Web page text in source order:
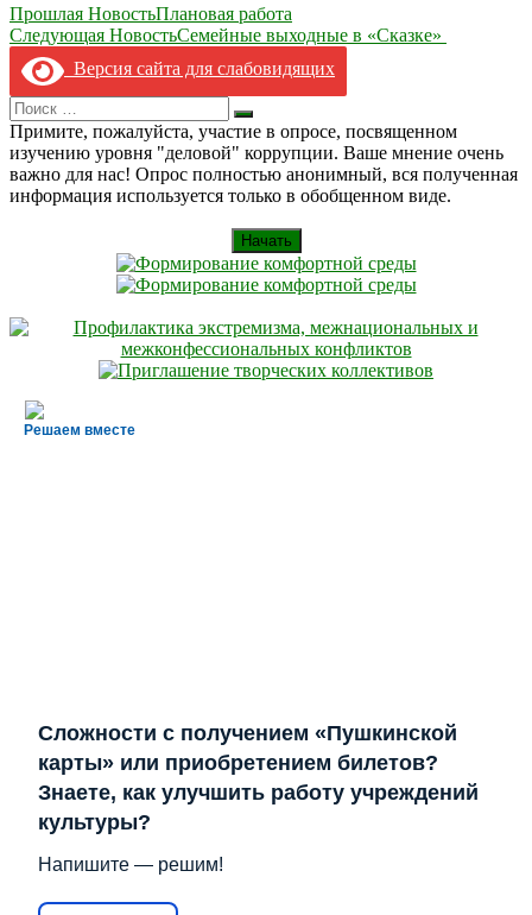
Навигация
по
записям
Прошлая НовостьПлановая работа
Следующая НовостьСемейные выходные в «Сказке»
Версия сайта для слабовидящих
Search
for:
Искать
Примите, пожалуйста, участие в опросе, посвященном
изучению уровня "деловой" коррупции. Ваше мнение очень
важно для нас! Опрос полностью анонимный, вся полученная
информация используется только в обобщенном виде.
Начать
Решаем вместе
Сложности с получением «Пушкинской
карты» или приобретением билетов?
Знаете, как улучшить работу учреждений
культуры?
Напишите — решим!